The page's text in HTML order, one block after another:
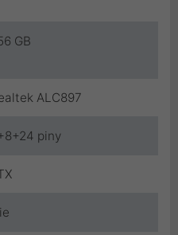
GB
ALC897
piny